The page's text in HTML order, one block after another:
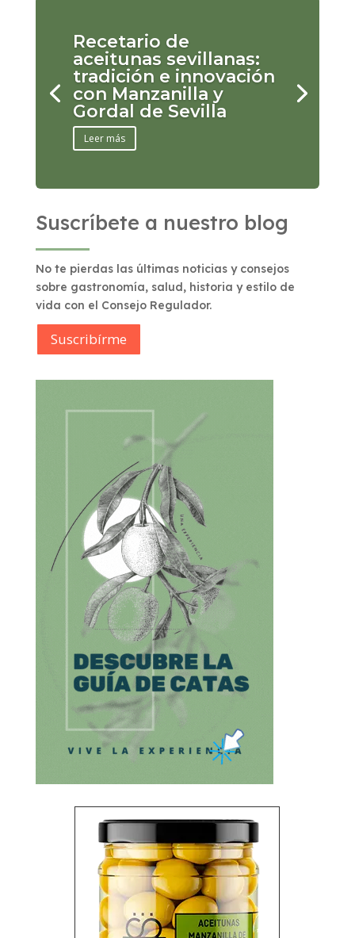
Recetario de
aceitunas sevillanas:
tradición e innovación
con Manzanilla y
Gordal de Sevilla
Leer más
Suscríbete a nuestro blog
No te pierdas las últimas noticias y consejos
sobre gastronomía, salud, historia y estilo de
vida con el Consejo Regulador.
Suscribírme